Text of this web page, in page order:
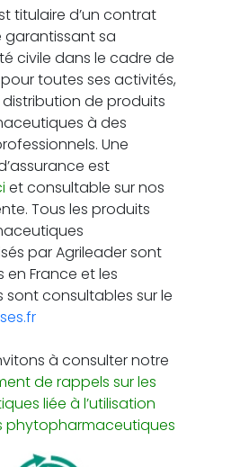
titulaire d’un contrat
garantissant sa
civile dans le cadre de
toutes ses activités,
de produits
à des
Une
est
et consultable sur nos
Tous les produits
par Agrileader sont
France et les
sont consultables sur le
à consulter notre
de rappels sur les
liée à l’utilisation
phytopharmaceutiques